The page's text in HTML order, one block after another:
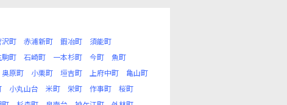
沢町 赤浦新町 鍜冶町
須能町
駒町 石崎町 一本杉町 今町
魚町
奥原町 小栗町 垣吉町 上府中町
亀山町
小丸山台 米町 栄町 作事町
桜町